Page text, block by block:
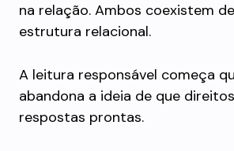
na relação. Ambos coexistem
estrutura relacional.
A leitura responsável começa
abandona a ideia de que
respostas prontas.